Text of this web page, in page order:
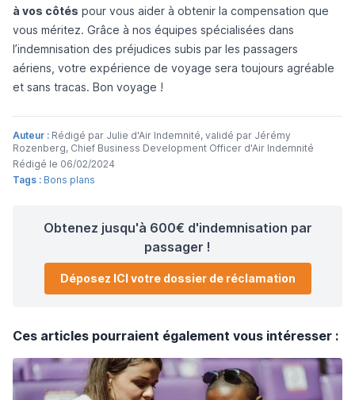
à vos côtés pour vous aider à obtenir la compensation que
vous méritez. Grâce à nos équipes spécialisées dans
l’indemnisation des préjudices subis par les passagers
aériens, votre expérience de voyage sera toujours agréable
et sans tracas. Bon voyage !
Auteur : Rédigé par Julie d'Air Indemnité, validé par Jérémy
Rozenberg, Chief Business Development Officer d'Air Indemnité
Rédigé le 06/02/2024
Tags : Bons plans
Obtenez jusqu'à 600€ d'indemnisation par
passager !
Déposez ICI votre dossier de réclamation
Ces articles pourraient également vous intéresser :